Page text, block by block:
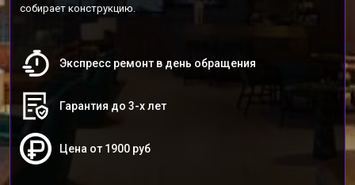
собирает конструкцию.
Экспресс ремонт в день обращения
Гарантия до 3-х лет
Цена от 1900 руб